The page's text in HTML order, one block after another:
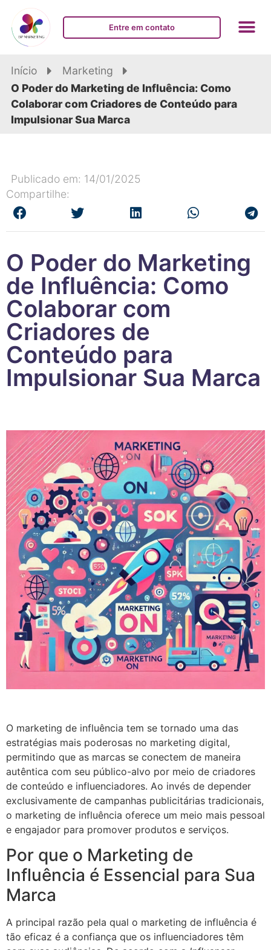
Entre em contato
Início
Marketing
O Poder do Marketing de Influência: Como
Colaborar com Criadores de Conteúdo para
Impulsionar Sua Marca
Publicado em: 14/01/2025
Compartilhe:
O Poder do Marketing
de Influência: Como
Colaborar com
Criadores de
Conteúdo para
Impulsionar Sua Marca
O marketing de influência tem se tornado uma das
estratégias mais poderosas no marketing digital,
permitindo que as marcas se conectem de maneira
autêntica com seu público-alvo por meio de criadores
de conteúdo e influenciadores. Ao invés de depender
exclusivamente de campanhas publicitárias tradicionais,
o marketing de influência oferece um meio mais pessoal
e engajador para promover produtos e serviços.
Por que o Marketing de
Influência é Essencial para Sua
Marca
A principal razão pela qual o marketing de influência é
tão eficaz é a confiança que os influenciadores têm